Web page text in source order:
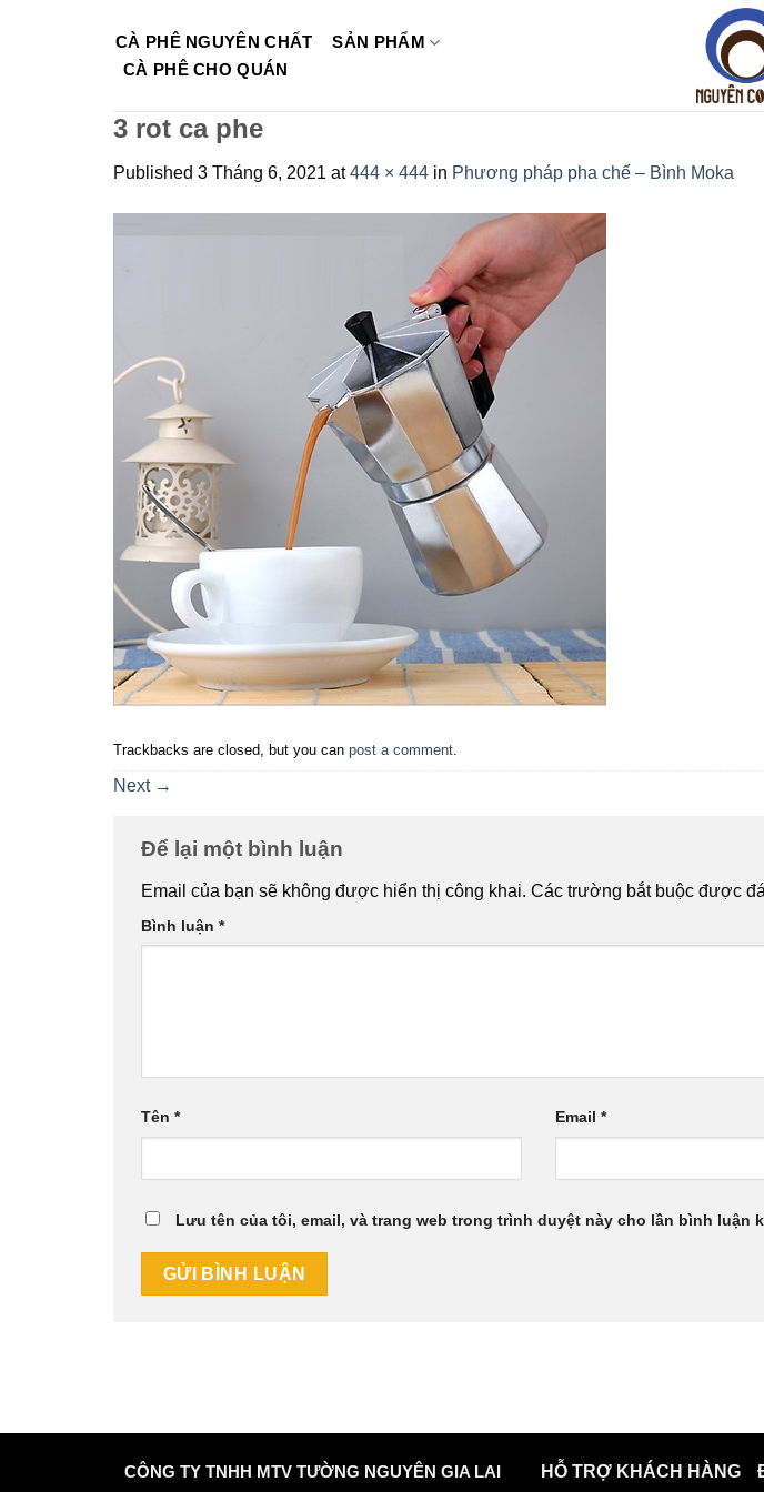
CÀ PHÊ NGUYÊN CHẤT
SẢN PHẨM
CÀ PHÊ CHO QUÁN
3 rot ca phe
Published 3 Tháng 6, 2021 at444 × 444 in Phương pháp pha chế – Bình Moka
Trackbacks are closed, but you can post a comment.
Next →
Để lại một bình luận
Email của bạn sẽ không được hiển thị công khai. Các trường bắt buộc được
Bình luận *
Tên * Email*
Lưu tên của tôi, email, và trang web trong trình duyệt này cho lần bình luận
CÔNG TY TNHH MTV TƯỜNG NGUYÊN GIA LAI HỖ TRỢ KHÁCH HÀNG